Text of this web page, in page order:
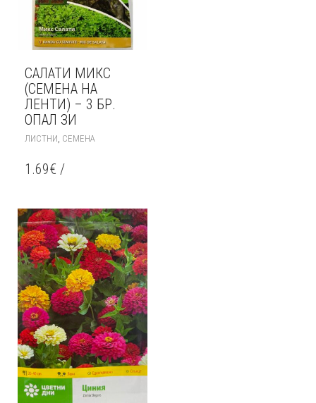
САЛАТИ МИКС
(СЕМЕНА НА
ЛЕНТИ) – 3 БР.
ОПАЛ ЗИ
ЛИСТНИ, СЕМЕНА
1.69€ /